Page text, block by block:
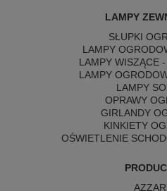
LAMPY
SŁUPKI
LAMPY
LAMPY WISZĄCE
LAMPY
LAMPY
OPRAWY
GIRLANDY
KINKIETY
OŚWIETLENIE